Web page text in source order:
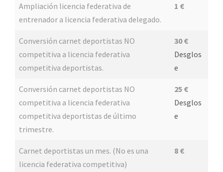
Ampliación licencia federativa de
entrenador a licencia federativa delegado.
1 €
Conversión carnet deportistas NO
competitiva a licencia federativa
competitiva deportistas.
30 €
Desglos
e
Conversión carnet deportistas NO
competitiva a licencia federativa
competitiva deportistas de último
trimestre.
25 €
Desglos
e
Carnet deportistas un mes. (No es una
licencia federativa competitiva)
8 €